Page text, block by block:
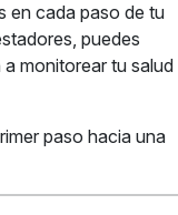
en cada paso de tu
puedes
monitorear tu salud
paso hacia una